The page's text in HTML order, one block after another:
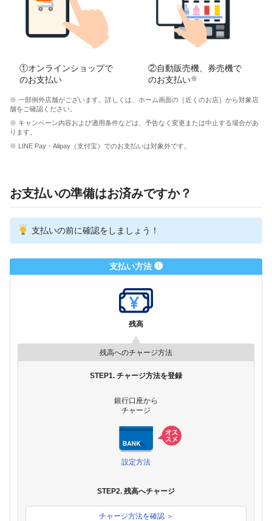
①オンラインショップで
のお支払い
②自動販売機、券売機で
のお支払い※
※ 一部例外店舗がございます。詳しくは、ホーム画面の［近くのお店］から対象店
舗をご確認ください。
※ キャンペーン内容および適用条件などは、予告なく変更または中止する場合があ
ります。
※ LINE Pay・Alipay（支付宝）でのお支払いは対象外です。
お支払いの準備はお済みですか？
支払いの前に確認をしましょう！
支払い方法 ❶
残高
残高へのチャージ方法
STEP1. チャージ方法を登録
銀行口座から
チャージ
設定方法
STEP2. 残高へチャージ
チャージ方法を確認 ＞